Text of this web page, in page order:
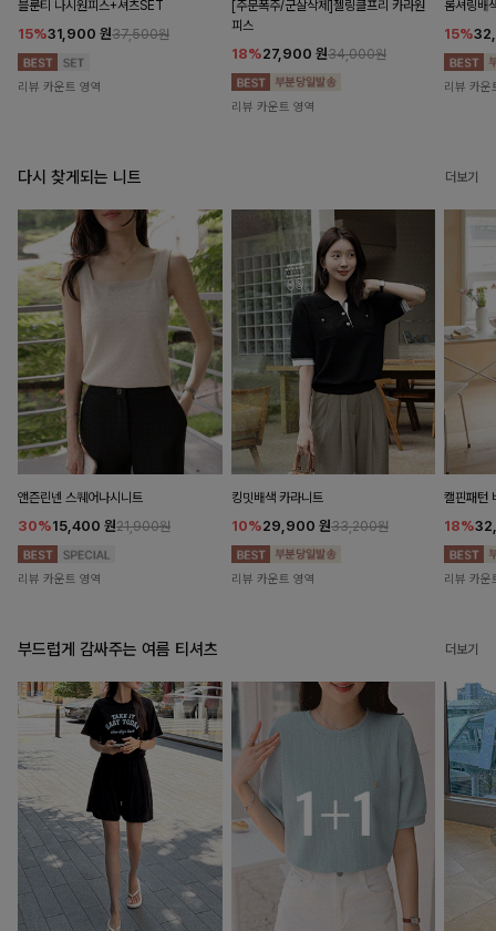
블룬티 나시원피스+셔츠SET
15%31,900 원37,500원
리뷰 카운트 영역
[주문폭주/군살삭제]젤링클프리 카라원
피스
18%27,900 원34,000원
리뷰 카운트 영역
롬셔링배
15%
리뷰 카운
다시 찾게되는 니트 더보기
앤즌린넨 스퀘어나시니트
30%15,400 원21,900원
리뷰 카운트 영역
킹밋배색 카라니트
10%29,900 원33,200원
리뷰 카운트 영역
캘핀패턴
18%
리뷰 카운
부드럽게 감싸주는 여름 티셔츠 더보기